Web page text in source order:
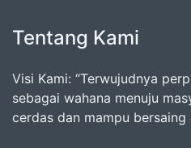
Tentang Kami
Visi Kami: “Terwujudnya
sebagai wahana menuju
cerdas dan mampu bersaing